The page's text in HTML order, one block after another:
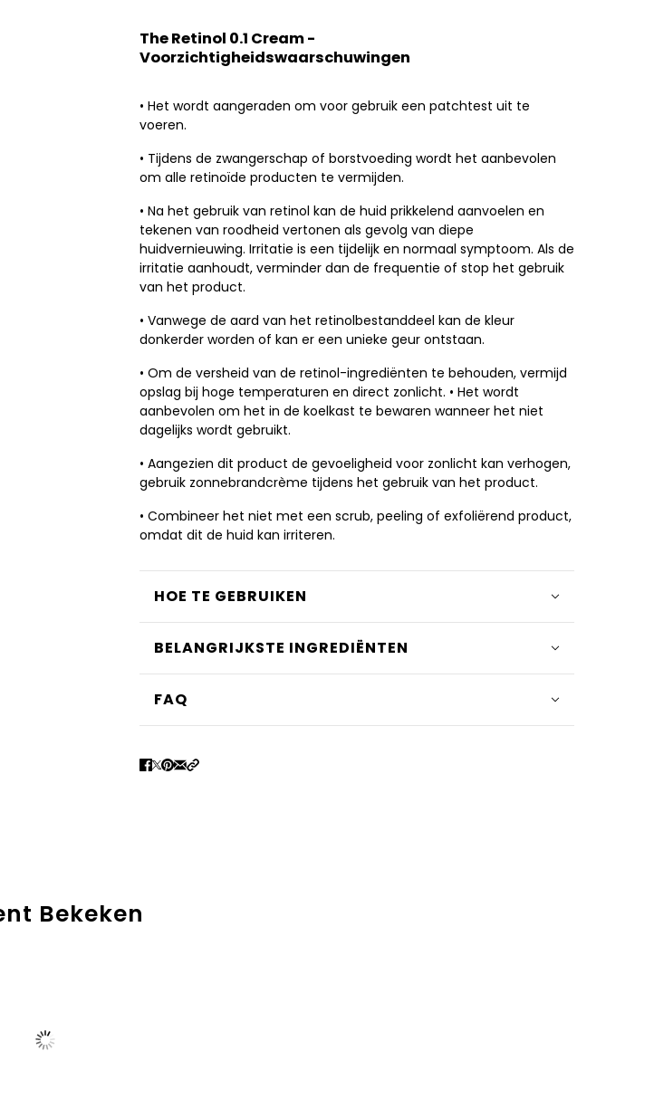
The Retinol 0.1 Cream -
Voorzichtigheidswaarschuwingen
• Het wordt aangeraden om voor gebruik een patchtest uit te
voeren.
• Tijdens de zwangerschap of borstvoeding wordt het aanbevolen
om alle retinoïde producten te vermijden.
• Na het gebruik van retinol kan de huid prikkelend aanvoelen en
tekenen van roodheid vertonen als gevolg van diepe
huidvernieuwing. Irritatie is een tijdelijk en normaal symptoom. Als de
irritatie aanhoudt, verminder dan de frequentie of stop het gebruik
van het product.
• Vanwege de aard van het retinolbestanddeel kan de kleur
donkerder worden of kan er een unieke geur ontstaan.
• Om de versheid van de retinol-ingrediënten te behouden, vermijd
opslag bij hoge temperaturen en direct zonlicht. • Het wordt
aanbevolen om het in de koelkast te bewaren wanneer het niet
dagelijks wordt gebruikt.
• Aangezien dit product de gevoeligheid voor zonlicht kan verhogen,
gebruik zonnebrandcrème tijdens het gebruik van het product.
• Combineer het niet met een scrub, peeling of exfoliërend product,
omdat dit de huid kan irriteren.
HOE TE GEBRUIKEN
BELANGRIJKSTE INGREDIËNTEN
FAQ
Bekeken